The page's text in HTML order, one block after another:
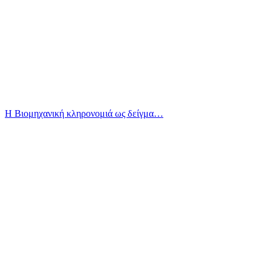
Η Βιομηχανική κληρονομιά ως δείγμα…